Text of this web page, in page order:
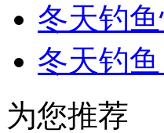
冬天钓
冬天钓
为您推荐